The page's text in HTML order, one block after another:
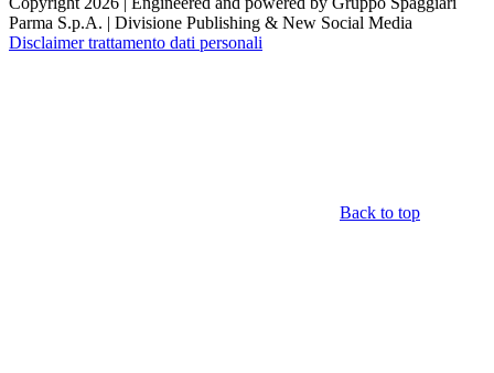
Parma S.p.A. | Divisione Publishing & New Social Media
Disclaimer trattamento dati personali
Back to top